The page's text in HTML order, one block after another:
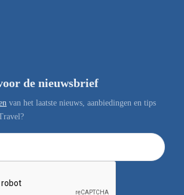
de nieuwsbrief
van het laatste nieuws, aanbiedingen en tips